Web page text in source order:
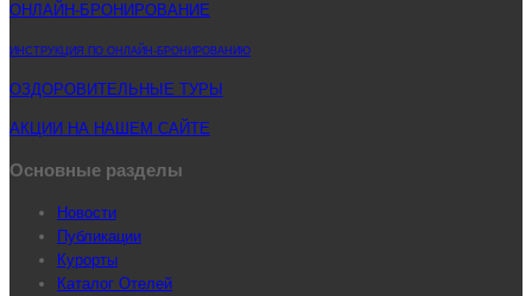
ОНЛАЙН-БРОНИРОВАНИЕ
ИНСТРУКЦИЯ ПО ОНЛАЙН-БРОНИРОВАНИЮ
ОЗДОРОВИТЕЛЬНЫЕ ТУРЫ
АКЦИИ НА НАШЕМ САЙТЕ
Основные разделы
Новости
Публикации
Курорты
Каталог Отелей